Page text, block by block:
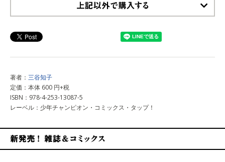
著者： 三谷知子
定価：本体 600 円+税
ISBN：978-4-253-13087-5
レーベル：少年チャンピオン・コミックス・タップ！